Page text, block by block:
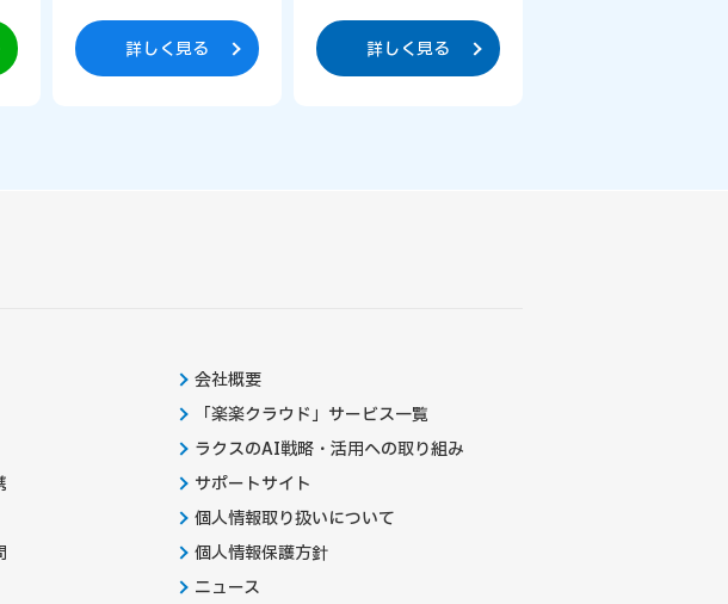
詳しく見る 詳しく見る
会社概要
「楽楽クラウド」サービス一覧
ラクスのAI戦略・活用への取り組み
サポートサイト
個人情報取り扱いについて
個人情報保護方針
ニュース